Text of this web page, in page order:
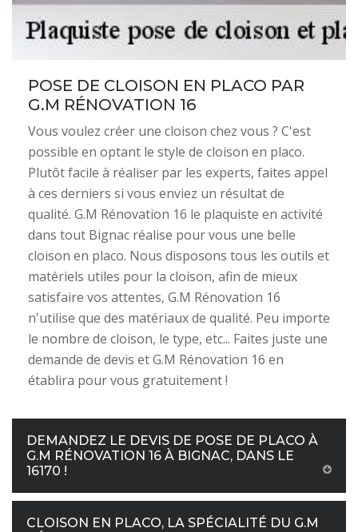
POSE DE CLOISON EN PLACO PAR
G.M RÉNOVATION 16
Vous voulez créer une cloison chez vous ? C'est
possible en optant le style de cloison en placo.
Plutôt facile à réaliser par les experts, faites appel
à ces derniers si vous enviez un résultat de
qualité. G.M Rénovation 16 le plaquiste en activité
dans tout Bignac réalise pour vous une belle
cloison en placo. Nous disposons tous les outils et
matériels utiles pour la cloison, afin de mieux
satisfaire vos attentes, G.M Rénovation 16
n'utilise que des matériaux de qualité. Peu importe
le nombre de cloison, le type, etc... Faites juste une
demande de devis et G.M Rénovation 16 en
établira pour vous gratuitement !
DEMANDEZ LE DEVIS DE POSE DE PLACO À
G.M RÉNOVATION 16 À BIGNAC, DANS LE
16170 !
CLOISON EN PLACO, LA SPÉCIALITÉ DU G.M